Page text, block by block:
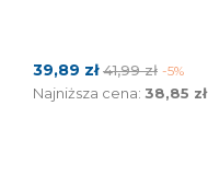
Cena
39,89 zł Cena
podstawowa
41,99 zł -5%
Najniższa cena: 38,85 zł